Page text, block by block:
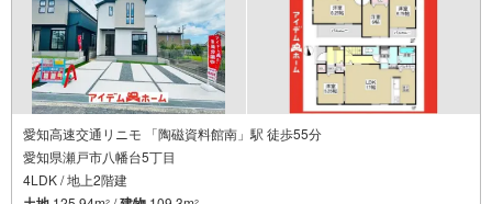
愛知高速交通リニモ 「陶磁資料館南」駅 徒歩55分
愛知県瀬戸市八幡台5丁目
4LDK / 地上2階建